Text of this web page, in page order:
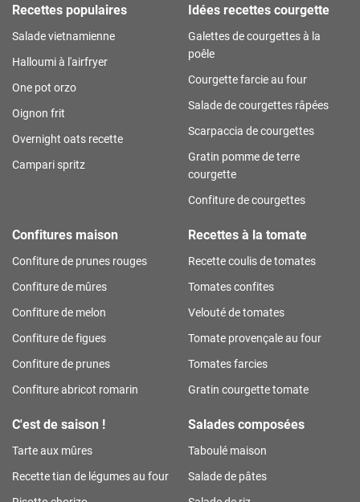
Recettes populaires
Salade vietnamienne
Halloumi à l'airfryer
One pot orzo
Oignon frit
Overnight oats recette
Campari spritz
Idées recettes courgette
Galettes de courgettes à la
poêle
Courgette farcie au four
Salade de courgettes râpées
Scarpaccia de courgettes
Gratin pomme de terre
courgette
Confiture de courgettes
Confitures maison
Confiture de prunes rouges
Confiture de mûres
Confiture de melon
Confiture de figues
Confiture de prunes
Confiture abricot romarin
Recettes à la tomate
Recette coulis de tomates
Tomates confites
Velouté de tomates
Tomate provençale au four
Tomates farcies
Gratin courgette tomate
C'est de saison !
Tarte aux mûres
Recette tian de légumes au four
Salades composées
Taboulé maison
Salade de pâtes